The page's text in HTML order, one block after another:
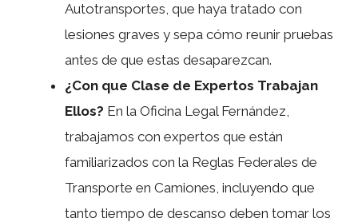
Autotransportes, que haya tratado con
lesiones graves y sepa cómo reunir pruebas
antes de que estas desaparezcan.
¿Con que Clase de Expertos Trabajan
Ellos? En la Oficina Legal Fernández,
trabajamos con expertos que están
familiarizados con la Reglas Federales de
Transporte en Camiones, incluyendo que
tanto tiempo de descanso deben tomar los